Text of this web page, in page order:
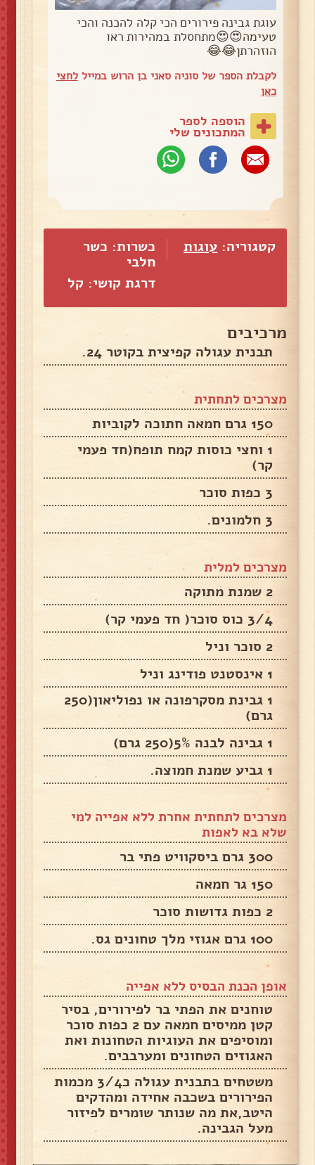
עוגת גבינה פירורים הכי קלה להכנה והכי
טעימה😍😍מתחסלת במהירות ראו
הוזהרתן😂😂
לקבלת הספר של סוניה סאני בן הרוש במייללחצי
כאן
הוספה לספר
המתכונים שלי
קטגוריה: עוגות
כשרות: כשר
חלבי
דרגת קושי: קל
מרכיבים
תבנית עגולה קפיצית בקוטר 24.
מצרכים לתחתית
150 גרם חמאה חתוכה לקוביות
1 וחצי כוסות קמח תופח(חד פעמי
קר)
3 כפות סוכר
3 חלמונים.
מצרכים למלית
2 שמנת מתוקה
3/4 כוס סוכר( חד פעמי קר)
2 סוכר וניל
1 אינסטנט פודינג וניל
1 גבינת מסקרפונה או נפוליאון(250
גרם)
1 גבינה לבנה 5%(250 גרם)
1 גביע שמנת חמוצה.
מצרכים לתחתית אחרת ללא אפייה למי
שלא בא לאפות
300 גרם ביסקוויט פתי בר
150 גר חמאה
2 כפות גדושות סוכר
100 גרם אגוזי מלך טחונים גס.
אופן הכנת הבסיס ללא אפייה
טוחנים את הפתי בר לפירורים, בסיר
קטן ממיסים חמאה עם 2 כפות סוכר
ומוסיפים את העוגיות הטחונות ואת
האגוזים הטחונים ומערבבים.
משטחים בתבנית עגולה כ3/4 מכמות
הפירורים בשכבה אחידה ומהדקים
היטב,את מה שנותר שומרים לפיזור
מעל הגבינה.